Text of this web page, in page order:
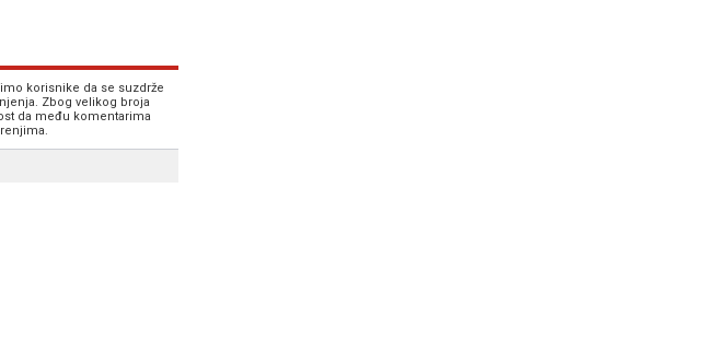
korisnike da se suzdrže
Zbog velikog broja
da među komentarima